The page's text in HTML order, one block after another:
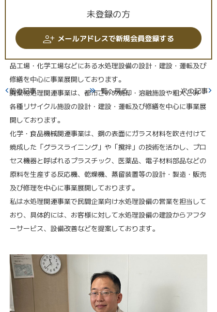
当社は「水処理関連事業」「廃棄物処理関連事業」「化学・食品
機械関連事業」を展開しております。
水処理関連事業は、上・下水道設備や民間の製鉄所・発電所・食
品工場・化学工場などにある水処理設備の設計・建設・運転及び
修繕を中心に事業展開しております。
廃棄物処理関連事業は、都市ごみの焼却・溶融施設や粗大ごみ・
各種リサイクル施設の設計・建設・運転及び修繕を中心に事業展
開しております。
化学・食品機械関連事業は、鋼の表面にガラス材料を吹き付けて
焼成した「グラスライニング」や「撹拌」の技術を活かし、プロ
セス機器と呼ばれるプラスチック、医薬品、電子材料部品などの
原料を生産する反応機、乾燥機、蒸留装置等の設計・製造・販売
及び修理を中心に事業展開しております。
私は水処理関連事業で民間企業向け水処理設備の営業を担当して
おり、具体的には、お客様に対して水処理設備の建設からアフタ
ーサービス、設備改善などを提案しております。
未登録の方
メールアドレスで新規会員登録する
前の記事 一覧へ戻る 次の記事